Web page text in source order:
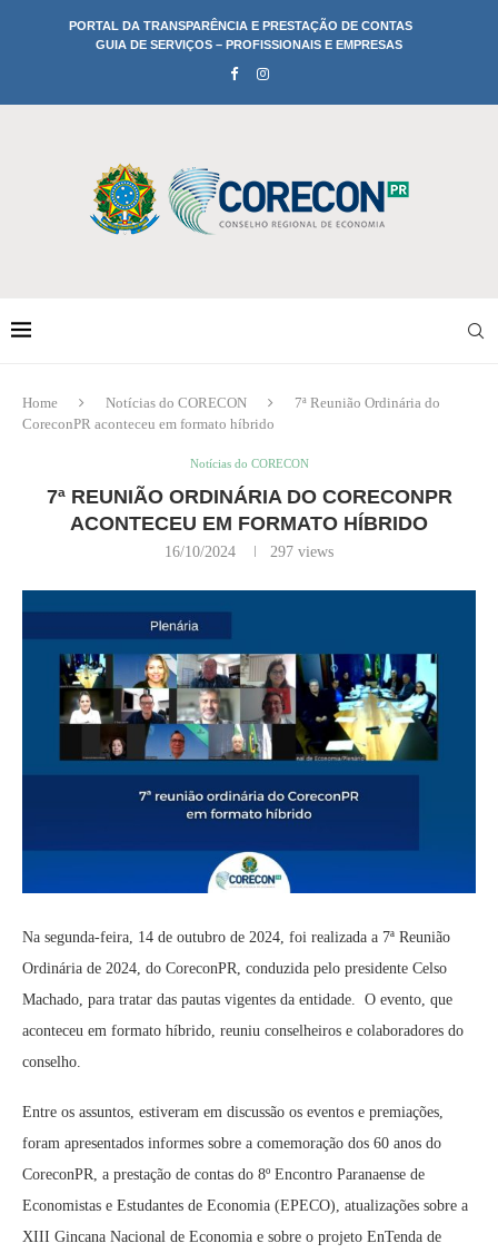
PORTAL DA TRANSPARÊNCIA E PRESTAÇÃO DE CONTAS
GUIA DE SERVIÇOS – PROFISSIONAIS E EMPRESAS
Home Notícias do CORECON
7ª Reunião Ordinária do
CoreconPR aconteceu em formato híbrido
Notícias do CORECON
7ª REUNIÃO ORDINÁRIA DO CORECONPR
ACONTECEU EM FORMATO HÍBRIDO
16/10/2024 297 views
Na segunda-feira, 14 de outubro de 2024, foi realizada a 7ª Reunião
Ordinária de 2024, do CoreconPR, conduzida pelo presidente Celso
Machado, para tratar das pautas vigentes da entidade. O evento, que
aconteceu em formato híbrido, reuniu conselheiros e colaboradores do
conselho.
Entre os assuntos, estiveram em discussão os eventos e premiações,
foram apresentados informes sobre a comemoração dos 60 anos do
CoreconPR, a prestação de contas do 8º Encontro Paranaense de
Economistas e Estudantes de Economia (EPECO), atualizações sobre a
XIII Gincana Nacional de Economia e sobre o projeto EnTenda de